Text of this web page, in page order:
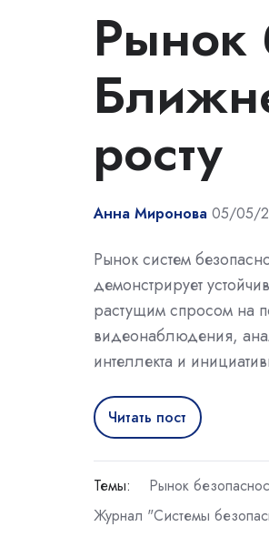
Рынок
росту
Анна Миронова 05/05/
Рынок систем
демонстрирует
растущим спросом на
видеонаблюдения,
интеллекта и
Читать пост
Темы: Рынок
Журнал "Системы